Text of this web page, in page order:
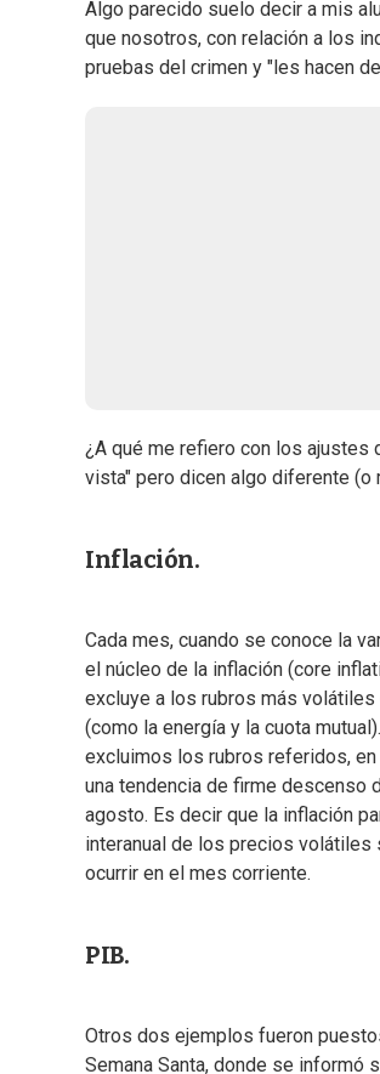
Algo parecido suelo decir a mis
que nosotros, con relación a los
pruebas del crimen y "les hacen
¿A qué me refiero con los ajustes
vista" pero dicen algo diferente
Inflación.
Cada mes, cuando se conoce la
el núcleo de la inflación (core
excluye a los rubros más
(como la energía y la cuota
excluimos los rubros referidos,
una tendencia de firme descenso
agosto. Es decir que la inflación
interanual de los precios volátiles
ocurrir en el mes corriente.
PIB.
Otros dos ejemplos fueron
Semana Santa, donde se informó